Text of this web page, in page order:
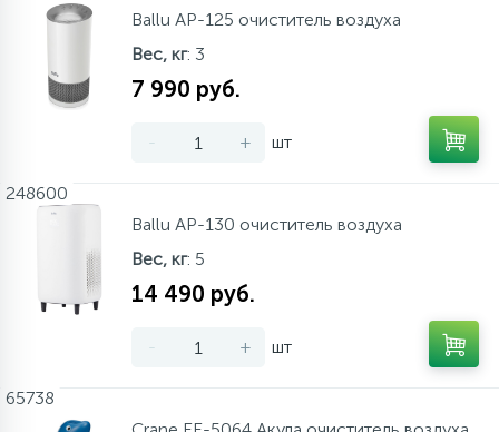
Ballu AP-125 очиститель воздуха
Вес, кг: 3
7 990 руб.
- + шт
248600
Ballu AP-130 очиститель воздуха
Вес, кг: 5
14 490 руб.
- + шт
65738